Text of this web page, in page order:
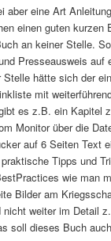
aber eine Art
einen guten kurzen
an keiner Stelle.
Presseausweis auf
hätte sich der
mit
es z.B. ein Kapitel
Monitor über die
auf 6 Seiten Text
Tipps und
wie man
Bilder am
weiter im Detail
soll dieses Buch